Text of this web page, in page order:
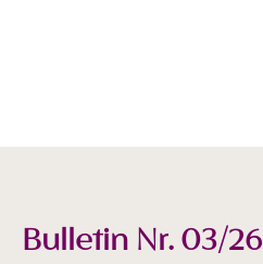
Bulletin Nr. 03/26